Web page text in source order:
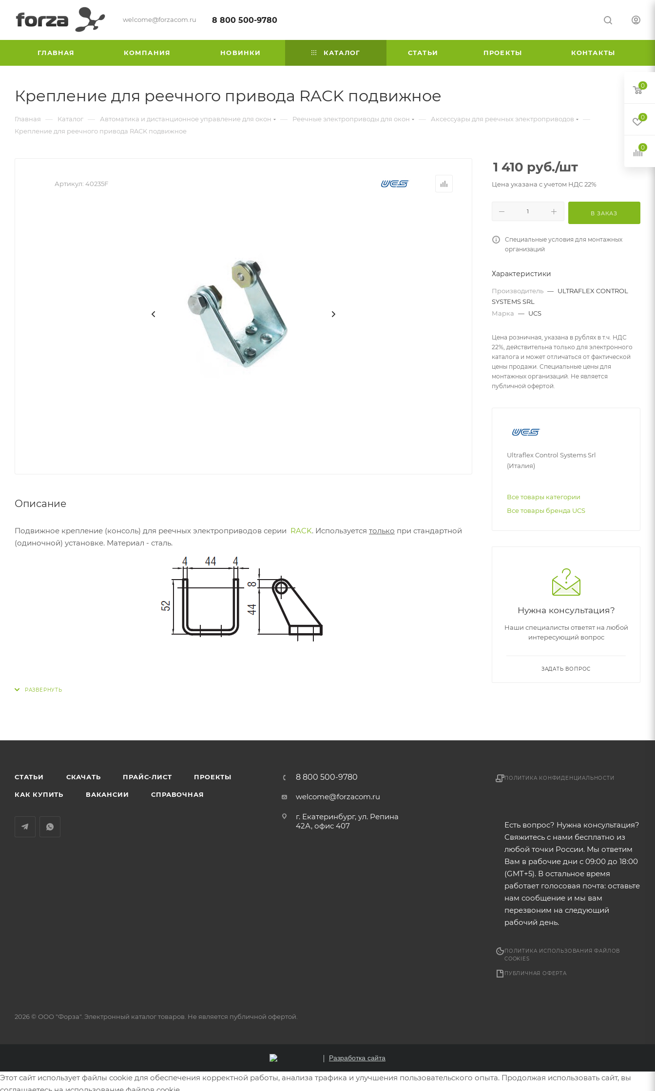
welcome@forzacom.ru 8 800 500-9780
ГЛАВНАЯ КОМПАНИЯ НОВИНКИ КАТАЛОГ СТАТЬИ ПРОЕКТЫ КОНТАКТЫ
Крепление для реечного привода RACK подвижное
Главная — Каталог — Автоматика и дистанционное управление для окон — Реечные электроприводы для окон — Аксессуары для реечных электроприводов —
Крепление для реечного привода RACK подвижное
Артикул: 40235F
Описание
Подвижное крепление (консоль) для реечных электроприводов серии RACK. Используется только при стандартной
(одиночной) установке. Материал - сталь.
1 410 руб./шт
Цена указана с учетом НДС 22%
В ЗАКАЗ
Специальные условия для монтажных
организаций
Характеристики
Производитель — ULTRAFLEX CONTROL
SYSTEMS SRL
Марка — UCS
Цена розничная, указана в рублях в т.ч. НДС
22%, действительна только для электронного
каталога и может отличаться от фактической
цены продажи. Специальные цены для
монтажных организаций. Не является
публичной офертой.
Ultraflex Control Systems Srl
(Италия)
Все товары категории
Все товары бренда UCS
Нужна консультация?
Наши специалисты ответят на любой
интересующий вопрос
ЗАДАТЬ ВОПРОС
СТАТЬИ СКАЧАТЬ ПРАЙС-ЛИСТ ПРОЕКТЫ
КАК КУПИТЬ ВАКАНСИИ СПРАВОЧНАЯ
8 800 500-9780
welcome@forzacom.ru
г. Екатеринбург, ул. Репина
42А, офис 407
ПОЛИТИКА КОНФИДЕНЦИАЛЬНОСТИ
Есть вопрос? Нужна консультация?
Свяжитесь с нами бесплатно из
любой точки России. Мы ответим
Вам в рабочие дни с 09:00 до 18:00
(GMT+5). В остальное время
работает голосовая почта: оставьте
нам сообщение и мы вам
перезвоним на следующий
рабочий день.
ПОЛИТИКА ИСПОЛЬЗОВАНИЯ ФАЙЛОВ
COOKIES
ПУБЛИЧНАЯ ОФЕРТА
2026 © ООО "Форза". Электронный каталог товаров. Не является публичной офертой.
0
0
0
Разработка сайта
Этот сайт использует файлы cookie для обеспечения корректной работы, анализа трафика и улучшения пользовательского опыта. Продолжая использовать сайт, вы